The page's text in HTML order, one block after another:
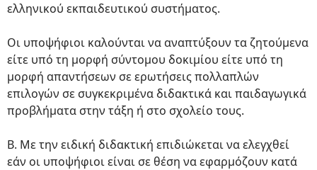
ελληνικού εκπαιδευτικού συστήματος.
Οι υποψήφιοι καλούνται να αναπτύξουν τα ζητούμενα
είτε υπό τη μορφή σύντομου δοκιμίου είτε υπό τη
μορφή απαντήσεων σε ερωτήσεις πολλαπλών
επιλογών σε συγκεκριμένα διδακτικά και παιδαγωγικά
προβλήματα στην τάξη ή στο σχολείο τους.
Β. Με την ειδική διδακτική επιδιώκεται να ελεγχθεί
εάν οι υποψήφιοι είναι σε θέση να εφαρμόζουν κατά